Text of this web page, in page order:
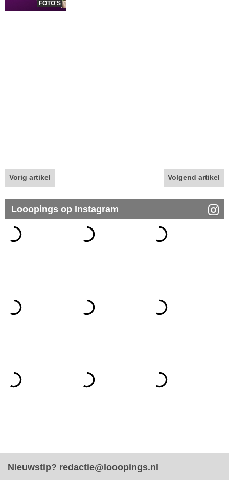
FOTO'S
Vorig artikel Volgend artikel
Looopings op Instagram
Nieuwstip? redactie@looopings.nl